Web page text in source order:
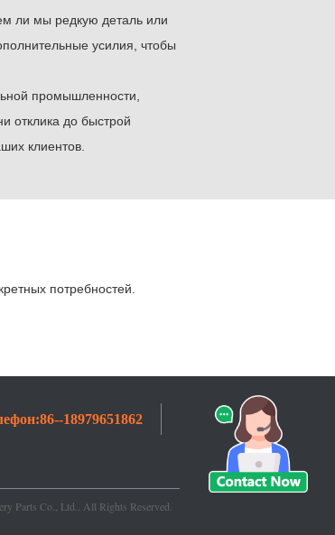
ли мы редкую деталь или
усилия, чтобы
промышленности,
отклика до быстрой
клиентов.
потребностей.
86--18979651862
Parts Co., Ltd.. All Rights Reserved.